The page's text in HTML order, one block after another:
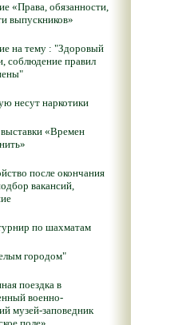
«Права, обязанности,
выпускников»
на тему : "Здоровый
соблюдение правил
несут наркотики
«Времен
после окончания
вакансий,
по шахматам
городом"
поездка в
военно-
музей-заповедник